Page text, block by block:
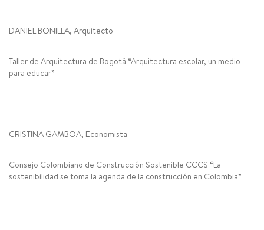
DANIEL BONILLA, Arquitecto
Taller de Arquitectura de Bogotá “Arquitectura escolar, un medio
para educar”
CRISTINA GAMBOA, Economista
Consejo Colombiano de Construcción Sostenible CCCS “La
sostenibilidad se toma la agenda de la construcción en Colombia”